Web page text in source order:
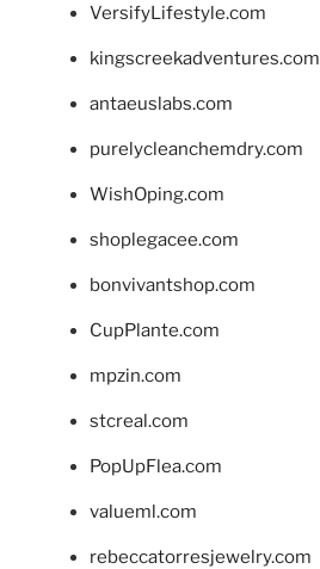
VersifyLifestyle.com
kingscreekadventures.com
antaeuslabs.com
purelycleanchemdry.com
WishOping.com
shoplegacee.com
bonvivantshop.com
CupPlante.com
mpzin.com
stcreal.com
PopUpFlea.com
valueml.com
rebeccatorresjewelry.com